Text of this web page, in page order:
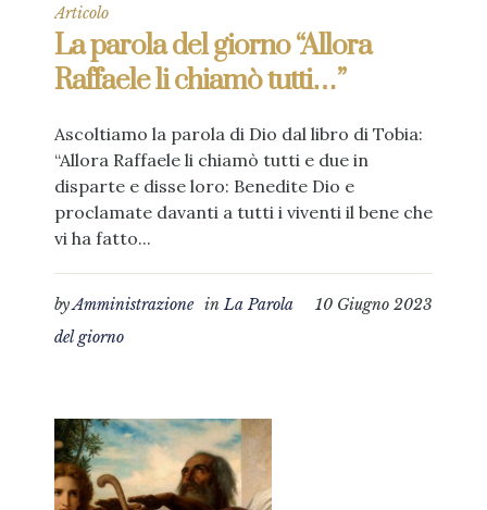
Articolo
La parola del giorno “Allora
Raffaele li chiamò tutti…”
Ascoltiamo la parola di Dio dal libro di Tobia:
“Allora Raffaele li chiamò tutti e due in
disparte e disse loro: Benedite Dio e
proclamate davanti a tutti i viventi il bene che
vi ha fatto...
10 Giugno 2023
byAmministrazione inLa Parola
del giorno